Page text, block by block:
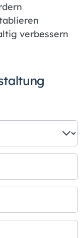
verbessern